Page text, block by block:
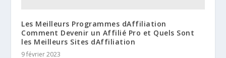
Les Meilleurs Programmes dAffiliation
Comment Devenir un Affilié Pro et Quels Sont
les Meilleurs Sites dAffiliation
9 février 2023